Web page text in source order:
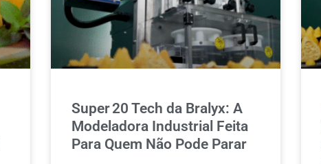
Super 20 Tech da Bralyx: A
Modeladora Industrial Feita
Para Quem Não Pode Parar